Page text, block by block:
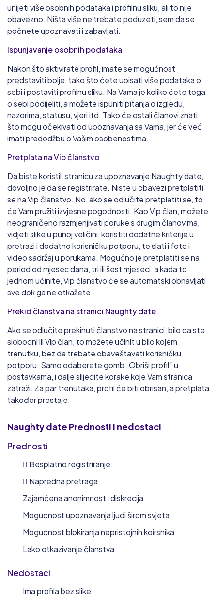
unijeti više osobnih podataka i profilnu sliku, ali to nije
obavezno. Ništa više ne trebate poduzeti, sem da se
počnete upoznavati i zabavljati.
Ispunjavanje osobnih podataka
Nakon što aktivirate profil, imate se mogućnost
predstaviti bolje, tako što ćete upisati više podataka o
sebi i postaviti profilnu sliku. Na Vama je koliko ćete toga
o sebi podijeliti, a možete ispuniti pitanja o izgledu,
nazorima, statusu, vjeri itd. Tako će ostali članovi znati
što mogu očekivati od upoznavanja sa Vama, jer će već
imati predodžbu o Vašim osobenostima.
Pretplata na Vip članstvo
Da biste koristili stranicu za upoznavanje Naughty date,
dovoljno je da se registrirate. Niste u obavezi pretplatiti
se na Vip članstvo. No, ako se odlučite pretplatiti se, to
će Vam pružiti izvjesne pogodnosti. Kao Vip član, možete
neograničeno razmjenjivati poruke s drugim članovima,
vidjeti slike u punoj veličini, koristiti dodatne kriterije u
pretrazi i dodatno korisničku potporu, te slati i foto i
video sadržaj u porukama. Mogućno je pretplatiti se na
period od mjesec dana, tri ili šest mjeseci, a kada to
jednom učinite, Vip članstvo će se automatski obnavljati
sve dok ga ne otkažete.
Prekid članstva na stranici Naughty date
Ako se odlučite prekinuti članstvo na stranici, bilo da ste
slobodni ili Vip član, to možete učinit u bilo kojem
trenutku, bez da trebate obaveštavati korisničku
potporu. Samo odaberete gomb „Obriši profil“ u
postavkama, i dalje slijedite korake koje Vam stranica
zatraži. Za par trenutaka, profil će biti obrisan, a pretplata
također prestaje.
Naughty date Prednosti i nedostaci
Prednosti
 Besplatno registriranje
 Napredna pretraga
Zajamčena anonimnost i diskrecija
Mogućnost upoznavanja ljudi širom svjeta
Mogućnost blokiranja nepristojnih koirsnika
Lako otkazivanje članstva
Nedostaci
Ima profila bez slike